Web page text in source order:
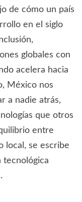
de cómo un país
en el siglo
globales con
acelera hacia
México nos
a nadie atrás,
que otros
entre
local, se escribe
tecnológica